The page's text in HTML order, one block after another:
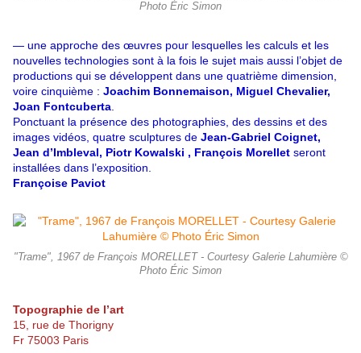
Photo Éric Simon
— une approche des œuvres pour lesquelles les calculs et les
nouvelles technologies sont à la fois le sujet mais aussi l’objet de
productions qui se développent dans une quatrième dimension,
voire cinquième : Joachim Bonnemaison, Miguel Chevalier,
Joan Fontcuberta
Ponctuant la présence des photographies, des dessins et des
images vidéos, quatre sculptures de Jean-Gabriel Coignet,
Jean d’Imbleval, Piotr Kowalski , François Morellet seront
installées dans l’exposition.
Françoise Paviot
"Trame", 1967 de François MORELLET - Courtesy Galerie Lahumière ©
Photo Éric Simon
Topographie de l’art
15, rue de Thorigny
Fr 75003 Paris